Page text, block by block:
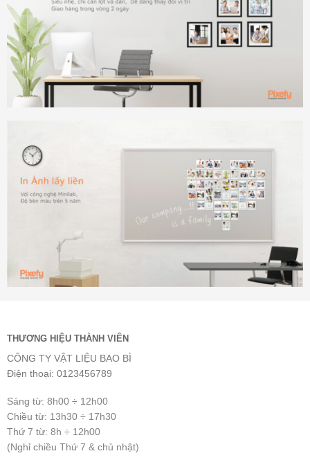
THƯƠNG HIỆU THÀNH VIÊN
CÔNG TY VẬT LIỆU BAO BÌ
Điện thoại: 0123456789
Sáng từ: 8h00 ÷ 12h00
Chiều từ: 13h30 ÷ 17h30
Thứ 7 từ: 8h ÷ 12h00
(Nghỉ chiều Thứ 7 & chủ nhật)